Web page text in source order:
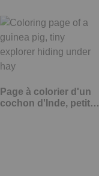
Page à colorier d'un
cochon d'Inde, petit…